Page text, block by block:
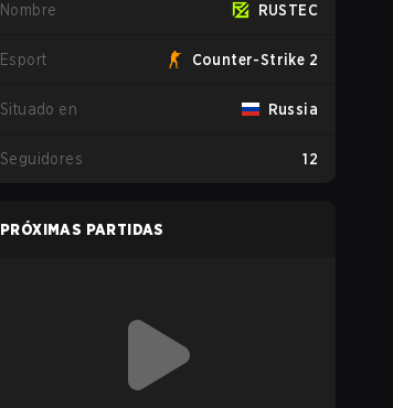
Nombre RUSTEC
Esport Counter-Strike 2
Situado en Russia
Seguidores 12
PRÓXIMAS PARTIDAS